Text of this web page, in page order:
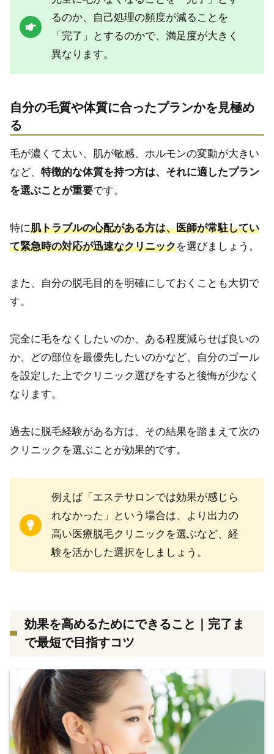
るのか、自己処理の頻度が減ることを
「完了」とするのかで、満足度が大きく
異なります。
自分の毛質や体質に合ったプランかを見極め
る
毛が濃くて太い、肌が敏感、ホルモンの変動が大きい
など、 特徴的な体質を持つ方は、それに適したプラン
を選ぶことが重要です。
特に肌トラブルの心配がある方は、医師が常駐してい
て緊急時の対応が迅速なクリニックを選びましょう。
また、自分の脱毛目的を明確にしておくことも大切で
す。
完全に毛をなくしたいのか、ある程度減らせば良いの
か、どの部位を最優先したいのかなど、自分のゴール
を設定した上でクリニック選びをすると後悔が少なく
なります。
過去に脱毛経験がある方は、その結果を踏まえて次の
クリニックを選ぶことが効果的です。
例えば「エステサロンでは効果が感じら
れなかった」という場合は、より出力の
高い医療脱毛クリニックを選ぶなど、経
験を活かした選択をしましょう。
効果を高めるためにできること｜完了ま
で最短で目指すコツ